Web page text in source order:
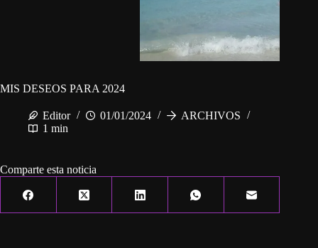
MIS DESEOS PARA 2024
Editor 01/01/2024
ARCHIVOS
1 min
Comparte esta noticia